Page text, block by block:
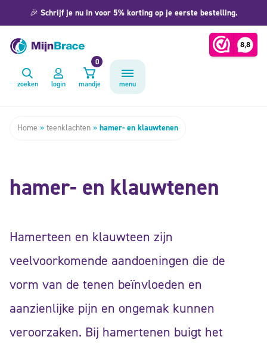
🎉 Schrijf je nu in voor 5% korting op je eerste bestelling.
zoeken login mandje
0
menu
Home » teenklachten » hamer- en klauwtenen
hamer- en klauwtenen
Hamerteen en klauwteen zijn
veelvoorkomende aandoeningen die de
vorm van de tenen beïnvloeden en
aanzienlijke pijn en ongemak kunnen
veroorzaken. Bij hamertenen buigt het